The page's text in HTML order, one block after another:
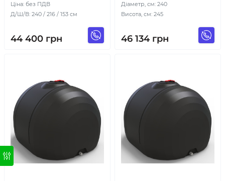
Ціна: без ПДВ
Д/Ш/В: 240 / 216 / 153 см
44 400 грн
Діаметр, см: 240
Висота, см: 245
46 134 грн